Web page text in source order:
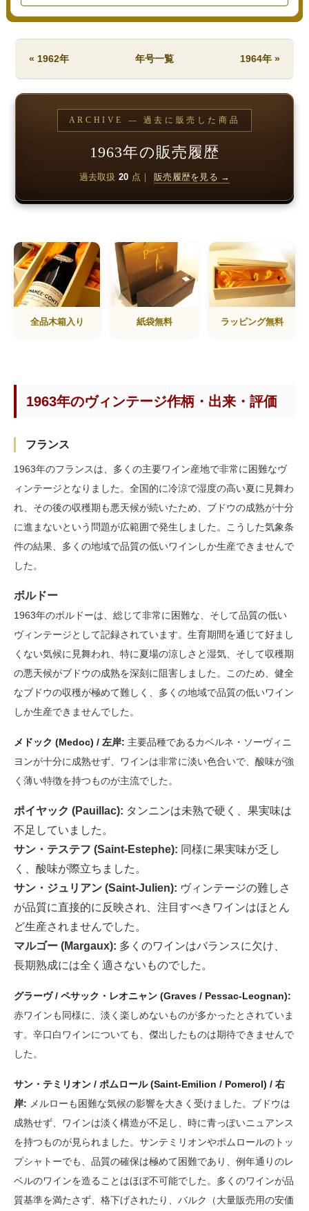
« 1962年 年号一覧 1964年 »
ARCHIVE — 過去に販売した商品
1963年の販売履歴
過去取扱 20 点｜ 販売履歴を見る →
全品木箱入り 紙袋無料 ラッピング無料
1963年のヴィンテージ作柄・出来・評価
フランス
1963年のフランスは、多くの主要ワイン産地で非常に困難なヴ
ィンテージとなりました。全国的に冷涼で湿度の高い夏に見舞わ
れ、その後の収穫期も悪天候が続いたため、ブドウの成熟が十分
に進まないという問題が広範囲で発生しました。こうした気象条
件の結果、多くの地域で品質の低いワインしか生産できませんで
した。
ボルドー
1963年のボルドーは、総じて非常に困難な、そして品質の低い
ヴィンテージとして記録されています。生育期間を通じて好まし
くない気候に見舞われ、特に夏場の涼しさと湿気、そして収穫期
の悪天候がブドウの成熟を深刻に阻害しました。このため、健全
なブドウの収穫が極めて難しく、多くの地域で品質の低いワイン
しか生産できませんでした。
メドック (Medoc) / 左岸: 主要品種であるカベルネ・ソーヴィニ
ヨンが十分に成熟せず、ワインは非常に淡い色合いで、酸味が強
く薄い特徴を持つものが主流でした。
ポイヤック (Pauillac): タンニンは未熟で硬く、果実味は
不足していました。
サン・テステフ (Saint-Estephe): 同様に果実味が乏し
く、酸味が際立ちました。
サン・ジュリアン (Saint-Julien): ヴィンテージの難しさ
が品質に直接的に反映され、注目すべきワインはほとん
ど生産されませんでした。
マルゴー (Margaux): 多くのワインはバランスに欠け、
長期熟成には全く適さないものでした。
グラーヴ / ペサック・レオニャン (Graves / Pessac-Leognan):
赤ワインも同様に、淡く楽しめないものが多かったとされていま
す。辛口白ワインについても、傑出したものは期待できませんで
した。
サン・テミリオン / ポムロール (Saint-Emilion / Pomerol) / 右
岸: メルローも困難な気候の影響を大きく受けました。ブドウは
成熟せず、ワインは淡く構造が不足し、時に青っぽいニュアンス
を持つものが見られました。サンテミリオンやポムロールのトッ
プシャトーでも、品質の確保は極めて困難であり、例年通りのレ
ベルのワインを造ることはほぼ不可能でした。多くのワインが品
質基準を満たさず、格下げされたり、バルク（大量販売用の安価